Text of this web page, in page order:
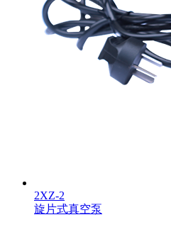
2XZ-2
旋片式真空泵